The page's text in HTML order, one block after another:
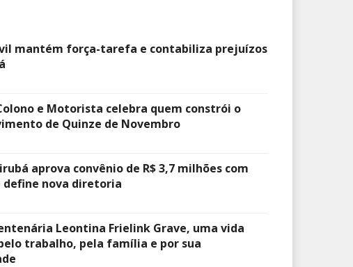
mantém força-tarefa e contabiliza prejuízos
e Motorista celebra quem constrói o
de Quinze de Novembro
aprova convênio de R$ 3,7 milhões com
define nova diretoria
Leontina Frielink Grave, uma vida
trabalho, pela família e por sua